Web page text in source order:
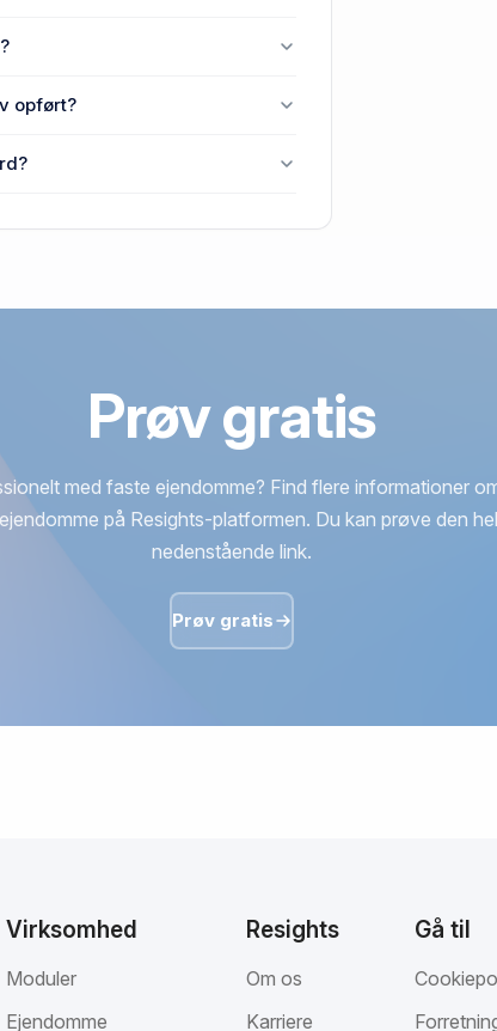
opført?
Prøv gratis
med faste ejendomme? Find flere informationer
på Resights-platformen. Du kan prøve den
nedenstående link.
Prøv gratis
Virksomhed
Moduler
Ejendomme
Resights
Om os
Karriere
Gå til